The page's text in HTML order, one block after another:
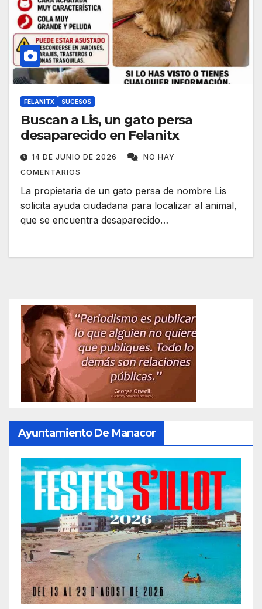
FELANITX SUCESOS
Buscan a Lis, un gato persa
desaparecido en Felanitx
14 DE JUNIO DE 2026
NO HAY
COMENTARIOS
La propietaria de un gato persa de nombre Lis
solicita ayuda ciudadana para localizar al animal,
que se encuentra desaparecido…
Ayuntamiento De Manacor